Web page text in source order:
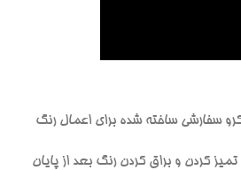
ساخته شده براي اعمال رنگ
کردن و براق کردن رنگ بعد از پايان